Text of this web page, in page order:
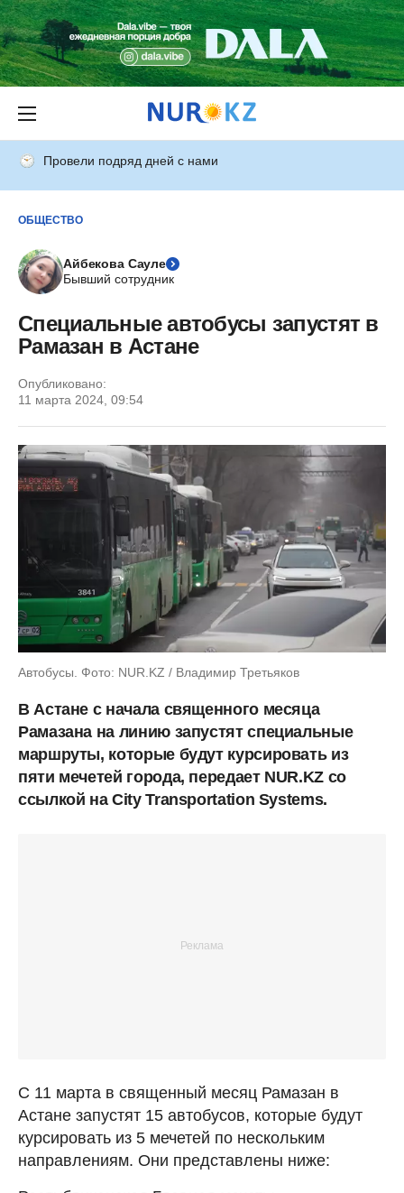
Провели подряд дней с нами
ОБЩЕСТВО
Айбекова Сауле
Бывший сотрудник
Специальные автобусы запустят в
Рамазан в Астане
Опубликовано:
11 марта 2024, 09:54
Автобусы. Фото: NUR.KZ / Владимир Третьяков
В Астане с начала священного месяца
Рамазана на линию запустят специальные
маршруты, которые будут курсировать из
пяти мечетей города, передает NUR.KZ со
ссылкой на City Transportation Systems.
С 11 марта в священный месяц Рамазан в
Астане запустят 15 автобусов, которые будут
курсировать из 5 мечетей по нескольким
направлениям. Они представлены ниже: